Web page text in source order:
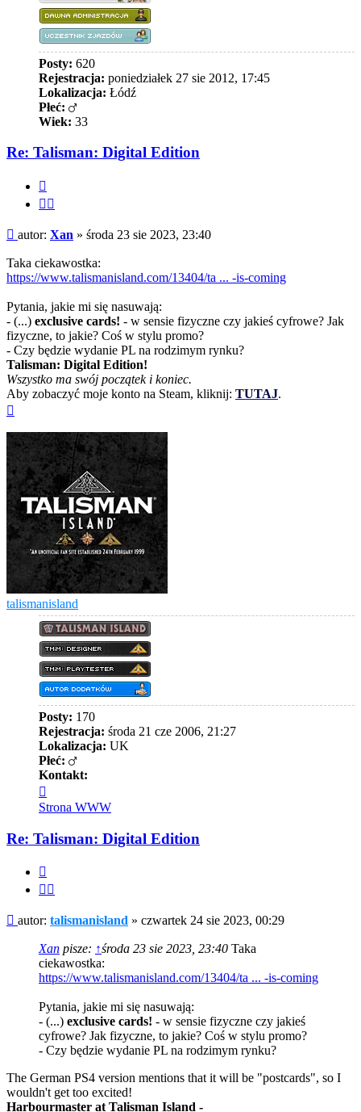
Posty: 620
Rejestracja: poniedziałek 27 sie 2012, 17:45
Lokalizacja: Łódź
Płeć:
Wiek: 33
Re: Talisman: Digital Edition
Post
autor: Xan » środa 23 sie 2023, 23:40
Taka ciekawostka:
https://www.talismanisland.com/13404/ta ... -is-coming
Pytania, jakie mi się nasuwają:
- (...) exclusive cards! - w sensie fizyczne czy jakieś cyfrowe? Jak
fizyczne, to jakie? Coś w stylu promo?
- Czy będzie wydanie PL na rodzimym rynku?
Talisman: Digital Edition!
Wszystko ma swój początek i koniec.
Aby zobaczyć moje konto na Steam, kliknij: TUTAJ.
talismanisland
Posty: 170
Rejestracja: środa 21 cze 2006, 21:27
Lokalizacja: UK
Płeć:
Kontakt:
się
z
talismanisland
Strona WWW
Re: Talisman: Digital Edition
Post
autor: talismanisland » czwartek 24 sie 2023, 00:29
Xan pisze: ↑środa 23 sie 2023, 23:40 Taka
ciekawostka:
https://www.talismanisland.com/13404/ta ... -is-coming
Pytania, jakie mi się nasuwają:
- (...) exclusive cards! - w sensie fizyczne czy jakieś
cyfrowe? Jak fizyczne, to jakie? Coś w stylu promo?
- Czy będzie wydanie PL na rodzimym rynku?
The German PS4 version mentions that it will be "postcards", so I
wouldn't get too excited!
Harbourmaster at Talisman Island -